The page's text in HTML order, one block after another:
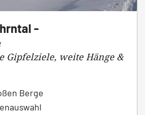
-
Gipfelziele, weite Hänge &
Berge